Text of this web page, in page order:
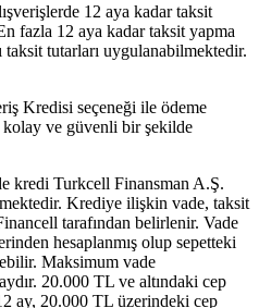
12 aya kadar taksit
fazla 12 aya kadar taksit yapma
taksit tutarları uygulanabilmektedir.
Kredisi seçeneği ile ödeme
kolay ve güvenli bir şekilde
kredi Turkcell Finansman A.Ş.
Krediye ilişkin vade, taksit
tarafından belirlenir. Vade
hesaplanmış olup sepetteki
Maksimum vade
20.000 TL ve altındaki cep
ay, 20.000 TL üzerindeki cep